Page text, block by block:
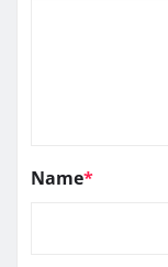
Name*